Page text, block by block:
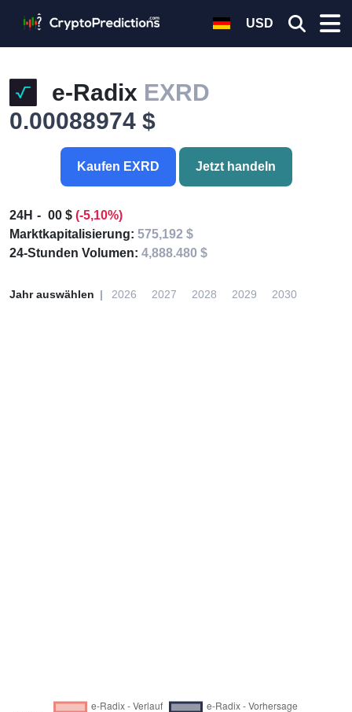
USD
e-Radix EXRD
0.00088974 $
Kaufen EXRD Jetzt handeln
24H 00 $ (-5,10%)
Marktkapitalisierung: 575,192 $
24-Stunden Volumen: 4,888.480 $
Jahr auswählen 2026 2027 2028 2029 2030